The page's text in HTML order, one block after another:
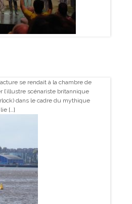
se rendait à la chambre de
l’illustre scénariste britannique
dans le cadre du mythique
[…]